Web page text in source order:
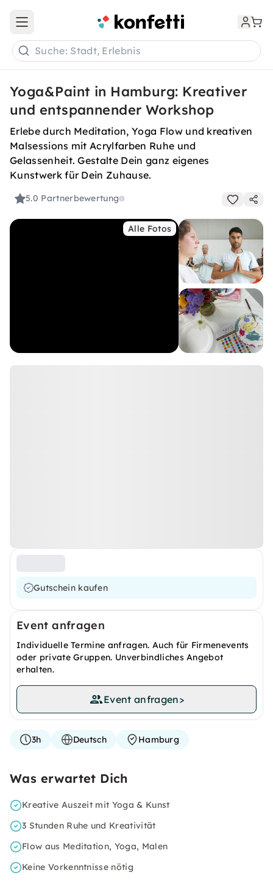
Open main menu
Suche: Stadt, Erlebnis
Yoga&Paint in Hamburg: Kreativer
und entspannender Workshop
Erlebe durch Meditation, Yoga Flow und kreativen
Malsessions mit Acrylfarben Ruhe und
Gelassenheit. Gestalte Dein ganz eigenes
Kunstwerk für Dein Zuhause.
5.0 Partnerbewertung
Alle Fotos
Gutschein kaufen
Event anfragen
Individuelle Termine anfragen. Auch für Firmenevents
oder private Gruppen. Unverbindliches Angebot
erhalten.
Event anfragen>
3h Deutsch Hamburg
Was erwartet Dich
Kreative Auszeit mit Yoga & Kunst
3 Stunden Ruhe und Kreativität
Flow aus Meditation, Yoga, Malen
Keine Vorkenntnisse nötig